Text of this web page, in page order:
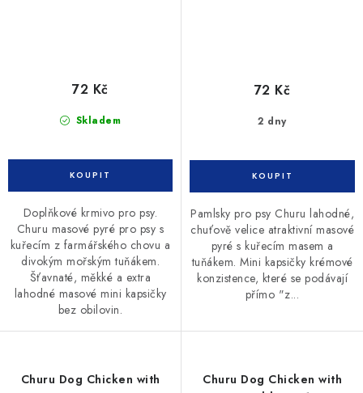
Skladem
72 Kč
Doplňkové krmivo pro psy.
Churu masové pyré pro psy s
kuřecím z farmářského chovu a
divokým mořským tuňákem.
Šťavnaté, měkké a extra
lahodné masové mini kapsičky
bez obilovin.
2 dny
72 Kč
Pamlsky pro psy Churu lahodné,
chuťově velice atraktivní masové
pyré s kuřecím masem a
tuňákem. Mini kapsičky krémové
konzistence, které se podávají
přímo "z...
Churu Dog Chicken with
Churu Dog Chicken with